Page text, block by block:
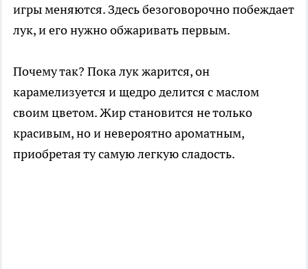
игры меняются. Здесь безоговорочно побеждает
лук, и его нужно обжаривать первым.
Почему так? Пока лук жарится, он
карамелизуется и щедро делится с маслом
своим цветом. Жир становится не только
красивым, но и невероятно ароматным,
приобретая ту самую легкую сладость.